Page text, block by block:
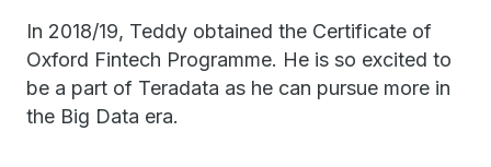
In 2018/19, Teddy obtained the Certificate of
Oxford Fintech Programme. He is so excited to
be a part of Teradata as he can pursue more in
the Big Data era.